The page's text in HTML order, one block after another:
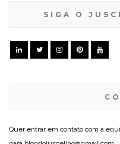
SIGA O
Quer entrar em contato com a